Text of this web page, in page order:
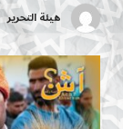
هيئة التحرير